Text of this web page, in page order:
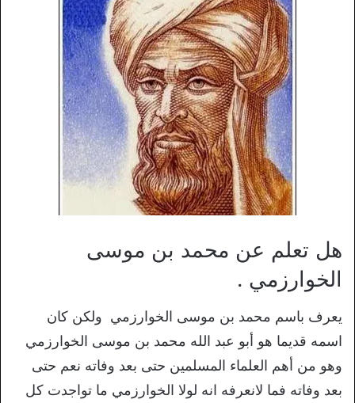
هل تعلم عن محمد بن موسى
الخوارزمي .
يعرف باسم محمد بن موسى الخوارزمي ولكن كان
اسمه قديما هو أبو عبد الله محمد بن موسى الخوارزمي
وهو من أهم العلماء المسلمين حتى بعد وفاته نعم حتى
بعد وفاته فما لانعرفه انه لولا الخوارزمي ما تواجدت كل